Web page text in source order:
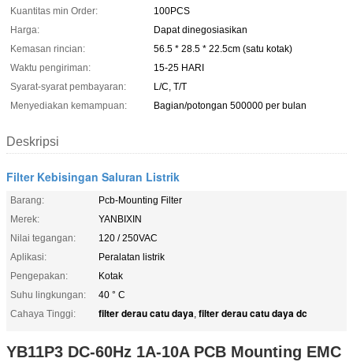
Kuantitas min Order:
100PCS
Harga:
Dapat dinegosiasikan
Kemasan rincian:
56.5 * 28.5 * 22.5cm (satu kotak)
Waktu pengiriman:
15-25 HARI
Syarat-syarat pembayaran:
L/C, T/T
Menyediakan kemampuan:
Bagian/potongan 500000 per bulan
Deskripsi
Filter Kebisingan Saluran Listrik
Barang:
Pcb-Mounting Filter
Merek:
YANBIXIN
Nilai tegangan:
120 / 250VAC
Aplikasi:
Peralatan listrik
Pengepakan:
Kotak
Suhu lingkungan:
40 ° C
Cahaya Tinggi:
filter derau catu daya, filter derau catu daya dc
YB11P3 DC-60Hz 1A-10A PCB Mounting EMC